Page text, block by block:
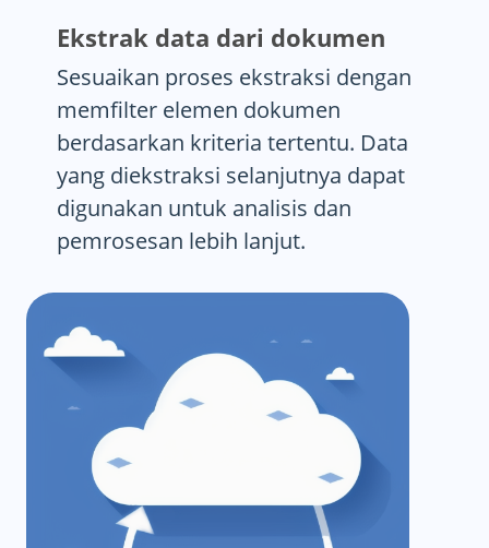
Ekstrak data dari dokumen
Sesuaikan proses ekstraksi dengan
memfilter elemen dokumen
berdasarkan kriteria tertentu. Data
yang diekstraksi selanjutnya dapat
digunakan untuk analisis dan
pemrosesan lebih lanjut.